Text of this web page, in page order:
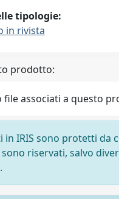
tipologie:
in rivista
prodotto:
file associati a questo
in IRIS sono protetti da
riservati, salvo